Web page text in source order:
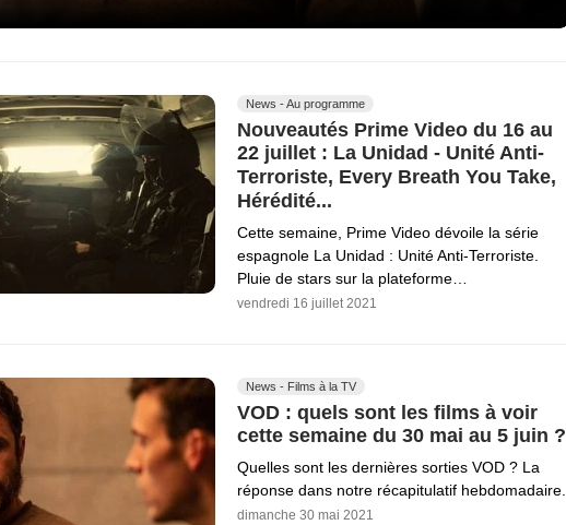
News - Au programme
Nouveautés Prime Video du 16 au
22 juillet : La Unidad - Unité Anti-
Terroriste, Every Breath You Take,
Hérédité...
Cette semaine, Prime Video dévoile la série
espagnole La Unidad : Unité Anti-Terroriste.
Pluie de stars sur la plateforme…
vendredi 16 juillet 2021
News - Films à la TV
VOD : quels sont les films à voir
cette semaine du 30 mai au 5 juin ?
Quelles sont les dernières sorties VOD ? La
réponse dans notre récapitulatif hebdomadaire.
dimanche 30 mai 2021